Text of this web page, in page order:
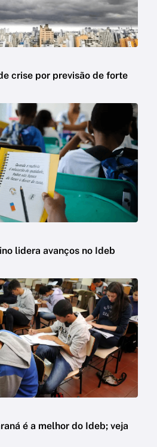
crise por previsão de forte
lidera avanços no Ideb
é a melhor do Ideb; veja